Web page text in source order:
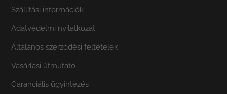
Szállítási információk
Adatvédelmi nyilatkozat
Általános szerződési feltételek
Vásárlási útmutató
Garanciális ügyintézés